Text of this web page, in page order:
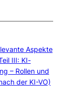
Aspekte
III: KI-
– Rollen und
der KI-VO)